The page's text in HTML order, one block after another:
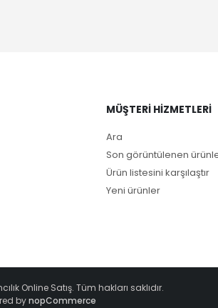
MÜŞTERI HIZMETLERI
Ara
Son görüntülenen
Ürün listesini karşılaştır
Yeni ürünler
Online Satış. Tüm hakları saklıdır.
bynopCommerce